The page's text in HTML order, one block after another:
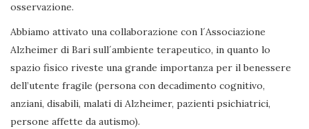
osservazione.
Abbiamo attivato una collaborazione con l´Associazione
Alzheimer di Bari sull´ambiente terapeutico, in quanto lo
spazio fisico riveste una grande importanza per il benessere
dell’utente fragile (persona con decadimento cognitivo,
anziani, disabili, malati di Alzheimer, pazienti psichiatrici,
persone affette da autismo).